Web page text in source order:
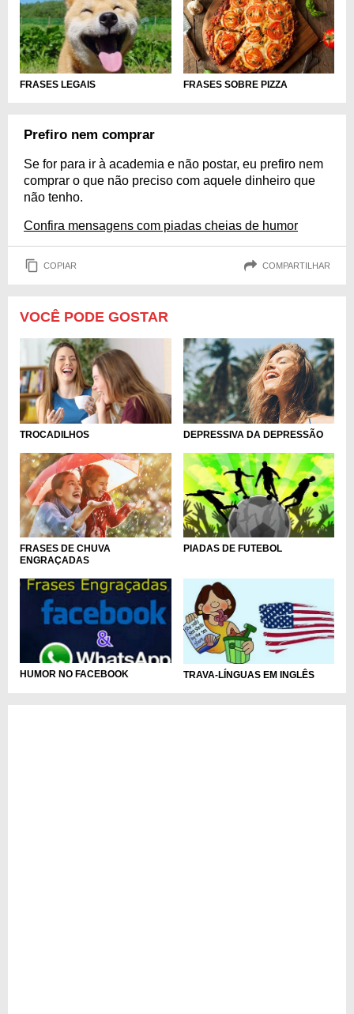
FRASES LEGAIS FRASES SOBRE PIZZA
Prefiro nem comprar
Se for para ir à academia e não postar, eu prefiro nem
comprar o que não preciso com aquele dinheiro que
não tenho.
Confira mensagens com piadas cheias de humor
COPIAR COMPARTILHAR
VOCÊ PODE GOSTAR
TROCADILHOS DEPRESSIVA DA DEPRESSÃO
FRASES DE CHUVA
ENGRAÇADAS
PIADAS DE FUTEBOL
HUMOR NO FACEBOOK TRAVA-LÍNGUAS EM INGLÊS